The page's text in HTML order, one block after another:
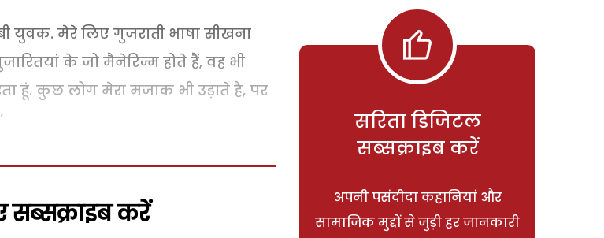
युवक. मेरे लिए गुजराती भाषा सीखना
के जो मैनेरिज्म होते हैं, वह भी
हूं. कुछ लोग मेरा मजाक भी उड़ाते है, पर
करें
सरिता डिजिटल
सब्सक्राइब करें
अपनी पसंदीदा कहानियां और
सामाजिक मुद्दों से जुड़ी हर जानकारी